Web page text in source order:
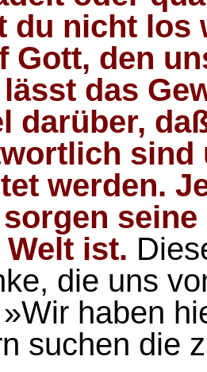
du nicht los
Gott, den
lässt das
darüber,
sind
werden.
ist.
die uns
haben
suchen die